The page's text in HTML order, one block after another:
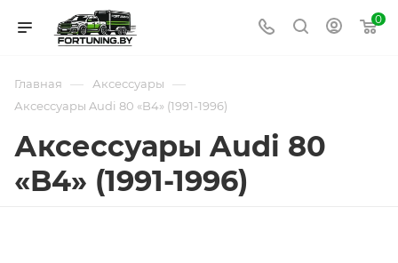
0
Главная — Аксессуары —
Аксессуары Audi 80 «B4» (1991-1996)
Аксессуары Audi 80
«B4» (1991-1996)